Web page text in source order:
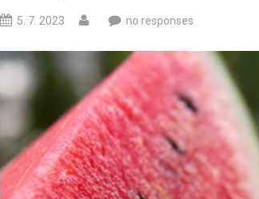
5. 7. 2023 no responses